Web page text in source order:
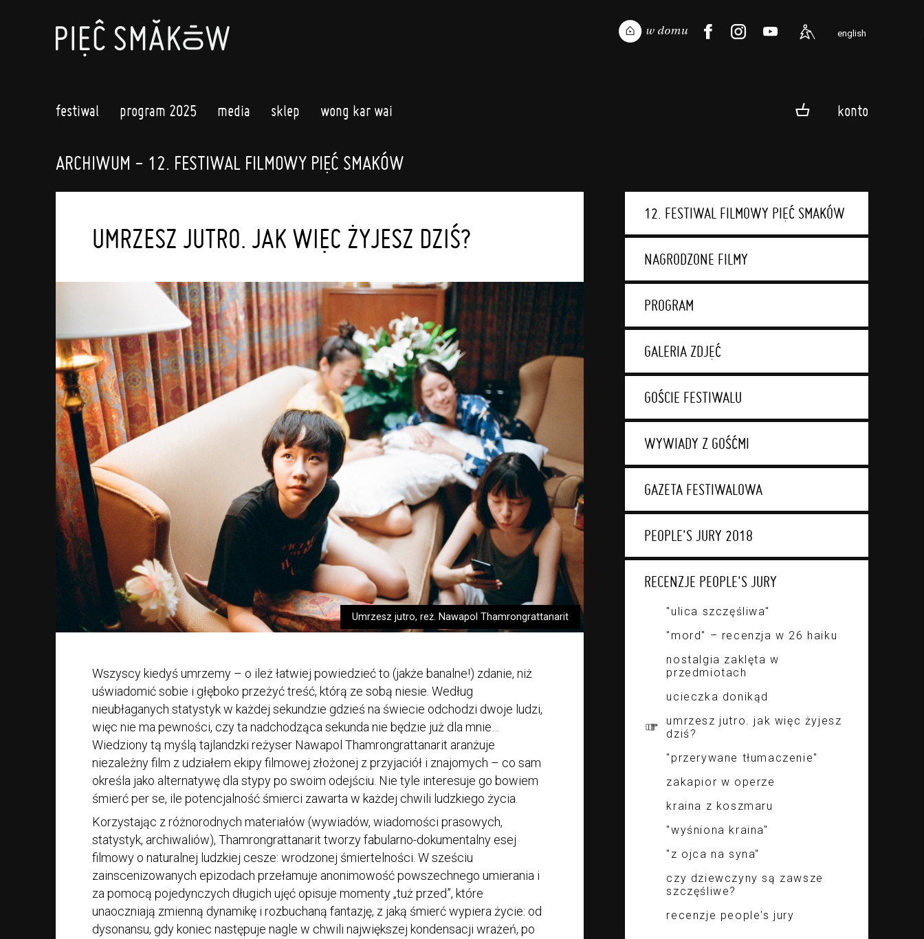
english
festiwal program 2025 media sklep wong kar wai konto
ARCHIWUM - 12. FESTIWAL FILMOWY PIĘĆ SMAKÓW
12. FESTIWAL FILMOWY PIĘĆ SMAKÓW
NAGRODZONE FILMY
PROGRAM
GALERIA ZDJĘĆ
GOŚCIE FESTIWALU
WYWIADY Z GOŚĆMI
GAZETA FESTIWALOWA
PEOPLE'S JURY 2018
RECENZJE PEOPLE'S JURY
"ulica szczęśliwa"
"mord" – recenzja w 26 haiku
nostalgia zaklęta w
przedmiotach
ucieczka donikąd
umrzesz jutro. jak więc żyjesz
dziś?
"przerywane tłumaczenie"
zakapior w operze
kraina z koszmaru
"wyśniona kraina"
"z ojca na syna"
czy dziewczyny są zawsze
szczęśliwe?
recenzje people's jury
UMRZESZ JUTRO. JAK WIĘC ŻYJESZ DZIŚ?
Umrzesz jutro, reż. Nawapol Thamrongrattanarit
Wszyscy kiedyś umrzemy – o ileż łatwiej powiedzieć to (jakże banalne!) zdanie, niż
uświadomić sobie i głęboko przeżyć treść, którą ze sobą niesie. Według
nieubłaganych statystyk w każdej sekundzie gdzieś na świecie odchodzi dwoje ludzi,
więc nie ma pewności, czy ta nadchodząca sekunda nie będzie już dla mnie…
Wiedziony tą myślą tajlandzki reżyser Nawapol Thamrongrattanarit aranżuje
niezależny film z udziałem ekipy filmowej złożonej z przyjaciół i znajomych – co sam
określa jako alternatywę dla stypy po swoim odejściu. Nie tyle interesuje go bowiem
śmierć per se, ile potencjalność śmierci zawarta w każdej chwili ludzkiego życia.
Korzystając z różnorodnych materiałów (wywiadów, wiadomości prasowych,
statystyk, archiwaliów), Thamrongrattanarit tworzy fabularno-dokumentalny esej
filmowy o naturalnej ludzkiej cesze: wrodzonej śmiertelności. W sześciu
zainscenizowanych epizodach przełamuje anonimowość powszechnego umierania i
za pomocą pojedynczych długich ujęć opisuje momenty „tuż przed”, które
unaoczniają zmienną dynamikę i rozbuchaną fantazję, z jaką śmierć wypiera życie: od
dysonansu, gdy koniec następuje nagle w chwili największej kondensacji wrażeń, po